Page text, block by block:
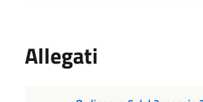
Allegati